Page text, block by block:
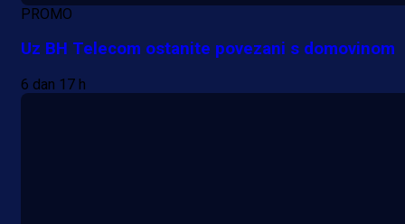
PROMO
Uz BH Telecom ostanite povezani s domovinom
6 dan 17 h